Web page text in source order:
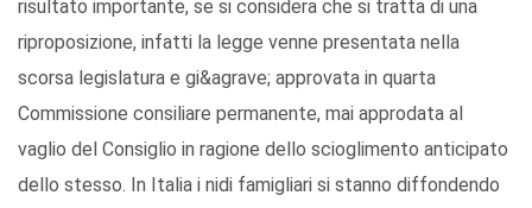
risultato importante, se si considera che si tratta di una
riproposizione, infatti la legge venne presentata nella
scorsa legislatura e gi&agrave; approvata in quarta
Commissione consiliare permanente, mai approdata al
vaglio del Consiglio in ragione dello scioglimento anticipato
dello stesso. In Italia i nidi famigliari si stanno diffondendo